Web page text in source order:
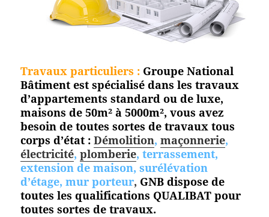
Travaux particuliers : Groupe National
Bâtiment est spécialisé dans les travaux
d’appartements standard ou de luxe,
maisons de 50m² à 5000m², vous avez
besoin de toutes sortes de travaux tous
corps d’état : Démolition,maçonnerie,
électricité,plomberie, terrassement,
extension de maison, surélévation
d’étage, mur porteur, GNB dispose de
toutes les qualifications QUALIBAT pour
toutes sortes de travaux.